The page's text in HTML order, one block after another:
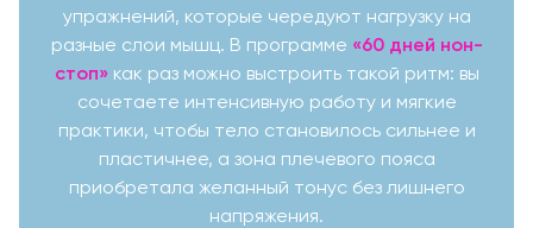
упражнений, которые чередуют нагрузку на
разные слои мышц. В программе «60 дней нон-
стоп» как раз можно выстроить такой ритм: вы
сочетаете интенсивную работу и мягкие
практики, чтобы тело становилось сильнее и
пластичнее, а зона плечевого пояса
приобретала желанный тонус без лишнего
напряжения.